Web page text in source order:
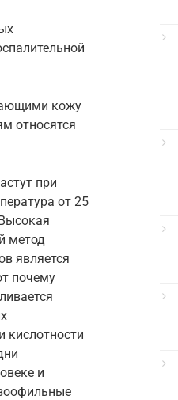
кожу
относятся
при
от 25
метод
является
почему
кислотности
и